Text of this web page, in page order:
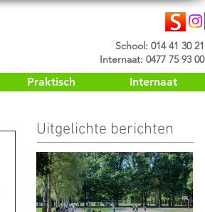
School: 014 41 30 21
Internaat: 0477 75 93 00
Praktisch Internaat
Uitgelichte berichten